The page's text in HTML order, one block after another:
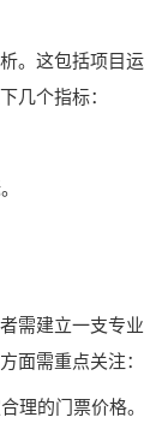
。这包括项目运
几个指标：
需建立一支专业
面需重点关注：
理的门票价格。